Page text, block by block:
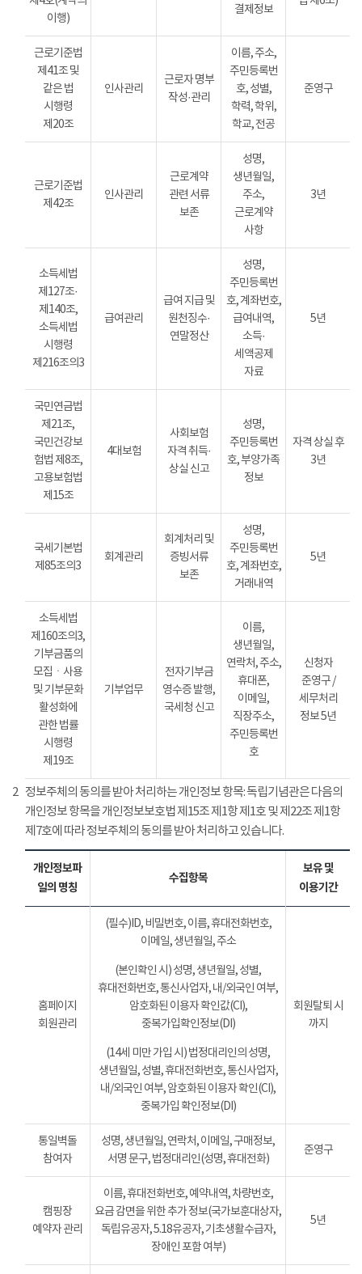
이행)
결제정보
근로기준법
제41조 및
같은 법
시행령
제20조
인사관리
근로자 명부
작성·관리
이름, 주소,
주민등록번
호, 성별,
학력, 학위,
학교, 전공
준영구
근로기준법
제42조
인사관리
근로계약
관련 서류
보존
성명,
생년월일,
주소,
근로계약
사항
3년
소득세법
제127조·
제140조,
소득세법
시행령
제216조의3
급여관리
급여 지급 및
원천징수·
연말정산
성명,
주민등록번
호, 계좌번호,
급여내역,
소득·
세액공제
자료
5년
국민연금법
제21조,
국민건강보
험법 제8조,
고용보험법
제15조
4대보험
사회보험
자격 취득·
상실 신고
성명,
주민등록번
호, 부양가족
정보
자격 상실 후
3년
국세기본법
제85조의3
회계관리
회계처리 및
증빙서류
보존
성명,
주민등록번
호, 계좌번호,
거래내역
5년
소득세법
제160조의3,
기부금품의
모집ㆍ사용
및 기부문화
활성화에
관한 법률
시행령
제19조
기부업무
전자기부금
영수증 발행,
국세청 신고
이름,
생년월일,
연락처, 주소,
휴대폰,
이메일,
직장주소,
주민등록번
호
신청자
준영구 /
세무처리
정보 5년
2 정보주체의 동의를 받아 처리하는 개인정보 항목: 독립기념관은 다음의
개인정보 항목을 개인정보보호법 제15조 제1항 제1호 및 제22조 제1항
제7호에 따라 정보주체의 동의를 받아 처리하고 있습니다.
개인정보파
일의 명칭
수집항목
보유 및
이용기간
홈페이지
회원관리
(필수)ID, 비밀번호, 이름, 휴대전화번호,
이메일, 생년월일, 주소
(본인확인 시) 성명, 생년월일, 성별,
휴대전화번호, 통신사업자, 내/외국인 여부,
암호화된 이용자 확인값(CI),
중복가입확인정보(DI)
(14세 미만 가입 시) 법정대리인의 성명,
생년월일, 성별, 휴대전화번호, 통신사업자,
내/외국인 여부, 암호화된 이용자 확인(CI),
중복가입 확인정보(DI)
회원탈퇴 시
까지
통일벽돌
참여자
성명, 생년월일, 연락처, 이메일, 구매정보,
서명 문구, 법정대리인(성명, 휴대전화)
준영구
캠핑장
예약자 관리
이름, 휴대전화번호, 예약내역, 차량번호,
요금 감면을 위한 추가 정보(국가보훈대상자,
독립유공자, 5.18유공자, 기초생활수급자,
장애인 포함 여부)
5년